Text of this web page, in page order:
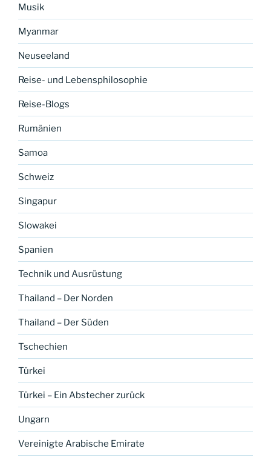
Musik
Myanmar
Neuseeland
Reise- und Lebensphilosophie
Reise-Blogs
Rumänien
Samoa
Schweiz
Singapur
Slowakei
Spanien
Technik und Ausrüstung
Thailand – Der Norden
Thailand – Der Süden
Tschechien
Türkei
Türkei – Ein Abstecher zurück
Ungarn
Vereinigte Arabische Emirate